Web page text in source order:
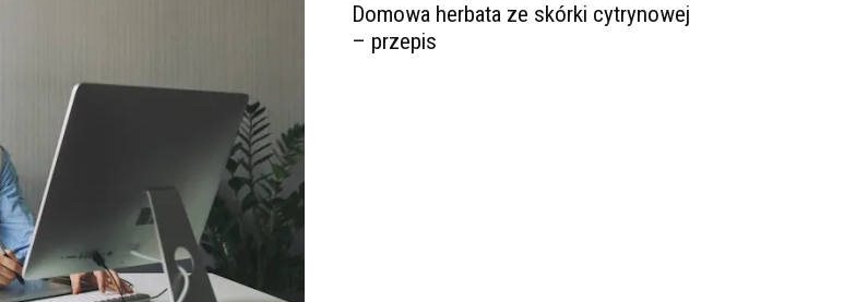
Domowa herbata ze skórki cytrynowej
– przepis